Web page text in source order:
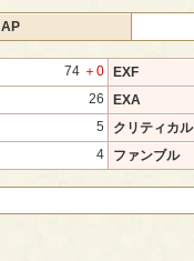
AP
74 ＋0 EXF
26 EXA
5 クリティカル
4 ファンブル